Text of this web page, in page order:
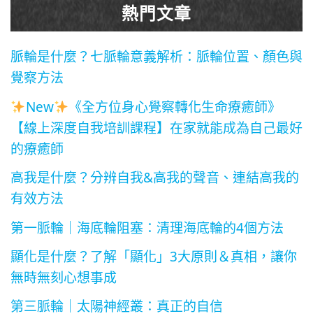
熱門文章
脈輪是什麼？七脈輪意義解析：脈輪位置、顏色與
覺察方法
New
《全方位身心覺察轉化生命療癒師》
【線上深度自我培訓課程】在家就能成為自己最好
的療癒師
高我是什麼？分辨自我&高我的聲音、連結高我的
有效方法
第一脈輪｜海底輪阻塞：清理海底輪的4個方法
顯化是什麼？了解「顯化」3大原則＆真相，讓你
無時無刻心想事成
第三脈輪｜太陽神經叢：真正的自信